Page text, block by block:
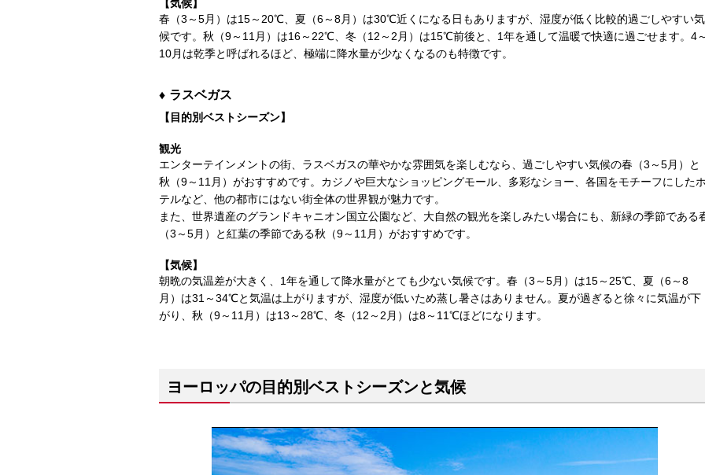
【気候】
春（3～5月）は15～20℃、夏（6～8月）は30℃近くになる日もありますが、湿度が低く比較的過ごしやすい気
候です。秋（9～11月）は16～22℃、冬（12～2月）は15℃前後と、1年を通して温暖で快適に過ごせます。4
10月は乾季と呼ばれるほど、極端に降水量が少なくなるのも特徴です。
ラスベガス
【目的別ベストシーズン】
観光
エンターテインメントの街、ラスベガスの華やかな雰囲気を楽しむなら、過ごしやすい気候の春（3～5月）と
秋（9～11月）がおすすめです。カジノや巨大なショッピングモール、多彩なショー、各国をモチーフにした
テルなど、他の都市にはない街全体の世界観が魅力です。
また、世界遺産のグランドキャニオン国立公園など、大自然の観光を楽しみたい場合にも、新緑の季節である
（3～5月）と紅葉の季節である秋（9～11月）がおすすめです。
【気候】
朝晩の気温差が大きく、1年を通して降水量がとても少ない気候です。春（3～5月）は15～25℃、夏（6～8
月）は31～34℃と気温は上がりますが、湿度が低いため蒸し暑さはありません。夏が過ぎると徐々に気温が下
がり、秋（9～11月）は13～28℃、冬（12～2月）は8～11℃ほどになります。
ヨーロッパの目的別ベストシーズンと気候